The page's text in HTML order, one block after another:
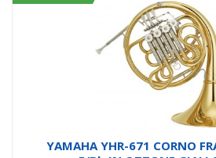
YAMAHA YHR-671 CORNO